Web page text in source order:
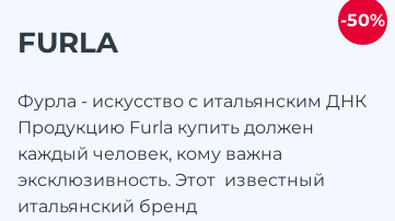
FURLA
Фурла - искусство с итальянским ДНК
Продукцию Furla купить должен
каждый человек, кому важна
эксклюзивность. Этот известный
итальянский бренд
-50%